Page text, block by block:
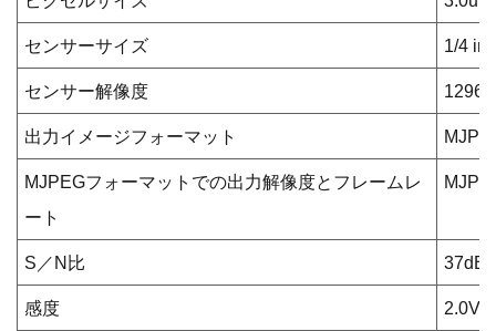
センサーサイズ 1/4
センサー解像度
出力イメージフォーマット
MJPEGフォーマットでの出力解像度とフレームレ
ート
S／N比 37dB
感度 2.0V/